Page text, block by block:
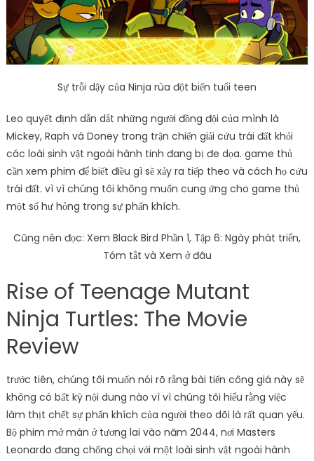
Sự trỗi dậy của Ninja rùa đột biến tuổi teen
Leo quyết định dẫn dắt những người đồng đội của mình là
Mickey, Raph và Doney trong trận chiến giải cứu trái đất khỏi
các loài sinh vật ngoài hành tinh đang bị đe dọa. game thủ
cần xem phim để biết điều gì sẽ xảy ra tiếp theo và cách họ cứu
trái đất. vì vì chúng tôi không muốn cung ứng cho game thủ
một số hư hỏng trong sự phấn khích.
Cũng nên đọc: Xem Black Bird Phần 1, Tập 6: Ngày phát triển,
Tóm tắt và Xem ở đâu
Rise of Teenage Mutant
Ninja Turtles: The Movie
Review
trước tiên, chúng tôi muốn nói rõ rằng bài tiến công giá này sẽ
không có bất kỳ nội dung nào vì vì chúng tôi hiểu rằng việc
làm thịt chết sự phấn khích của người theo dõi là rất quan yếu.
Bộ phim mở màn ở tương lai vào năm 2044, nơi Masters
Leonardo đang chống chọi với một loài sinh vật ngoài hành